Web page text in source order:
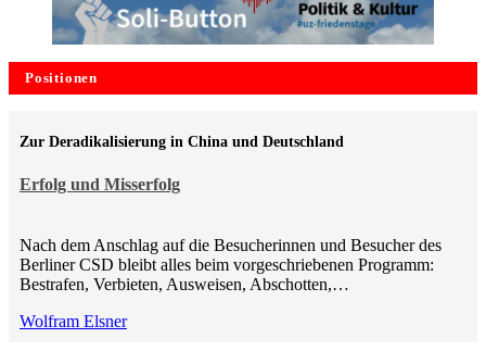
Positionen
Erfolg und Misserfolg
Zur Deradikalisierung in China und Deutschland
Nach dem Anschlag auf die Besucherinnen und Besucher des
Berliner CSD bleibt alles beim vorgeschriebenen Programm:
Bestrafen, Verbieten, Ausweisen, Abschotten,…
Wolfram Elsner